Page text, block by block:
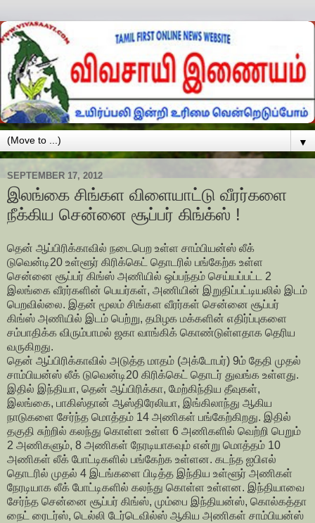
▼
SEPTEMBER 17, 2012
இலங்கை சிங்கள விளையாட்டு வீரர்களை
நீக்கிய சென்னை சூப்பர் கிங்க்ஸ் !
தென் ஆப்பிரிக்காவில் நடைபெற உள்ள சாம்பியன்ஸ் லீக்
டுவென்டி20 உள்ளூர் கிரிக்கெட் தொடரில் பங்கேற்க உள்ள
சென்னை சூப்பர் கிங்ஸ் அணியில் ஒப்பந்தம் செய்யப்பட்ட 2
இலங்கை வீரர்களின் பெயர்கள், அணியின் இறுதிப்பட்டியலில் இடம்
பெறவில்லை. இதன் மூலம் சிங்கள வீரர்கள் சென்னை சூப்பர்
கிங்ஸ் அணியில் இடம் பெற்று, தமிழக மக்களின் எதிர்ப்புகளை
சம்பாதிக்க விரும்பாமல் ஜகா வாங்கிக் கொண்டுள்ளதாக தெரிய
வருகிறது.
தென் ஆப்பிரிக்காவில் அடுத்த மாதம் (அக்டோபர்) 9ம் தேதி முதல்
சாம்பியன்ஸ் லீக் டுவென்டி20 கிரிக்கெட் தொடர் துவங்க உள்ளது.
இதில் இந்தியா, தென் ஆப்பிரிக்கா, மேற்கிந்திய தீவுகள்,
இலங்கை, பாகிஸ்தான் ஆஸ்திரேலியா, இங்கிலாந்து ஆகிய
நாடுகளை சேர்ந்த மொத்தம் 14 அணிகள் பங்கேற்கிறது. இதில்
தகுதி சுற்றில் கலந்து கொள்ள உள்ள 6 அணிகளில் வெற்றி பெறும்
2 அணிகளும், 8 அணிகள் நேரடியாகவும் என்று மொத்தம் 10
அணிகள் லீக் போட்டிகளில் பங்கேற்க உள்ளன. கடந்த ஐபிஎல்
தொடரில் முதல் 4 இடங்களை பிடித்த இந்திய உள்ளூர் அணிகள்
நேரடியாக லீக் போட்டிகளில் கலந்து கொள்ள உள்ளன. இந்தியாவை
சேர்ந்த சென்னை சூப்பர் கிங்ஸ், மும்பை இந்தியன்ஸ், கொல்கத்தா
நைட் ரைடர்ஸ், டெல்லி டேர்டெவில்ஸ் ஆகிய அணிகள் சாம்பியன்ஸ்